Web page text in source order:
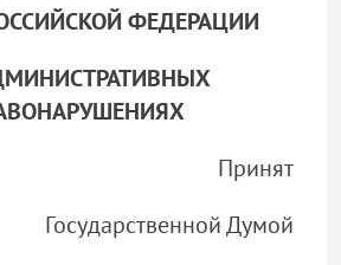
ФЕДЕРАЦИИ
Принят
Государственной Думой